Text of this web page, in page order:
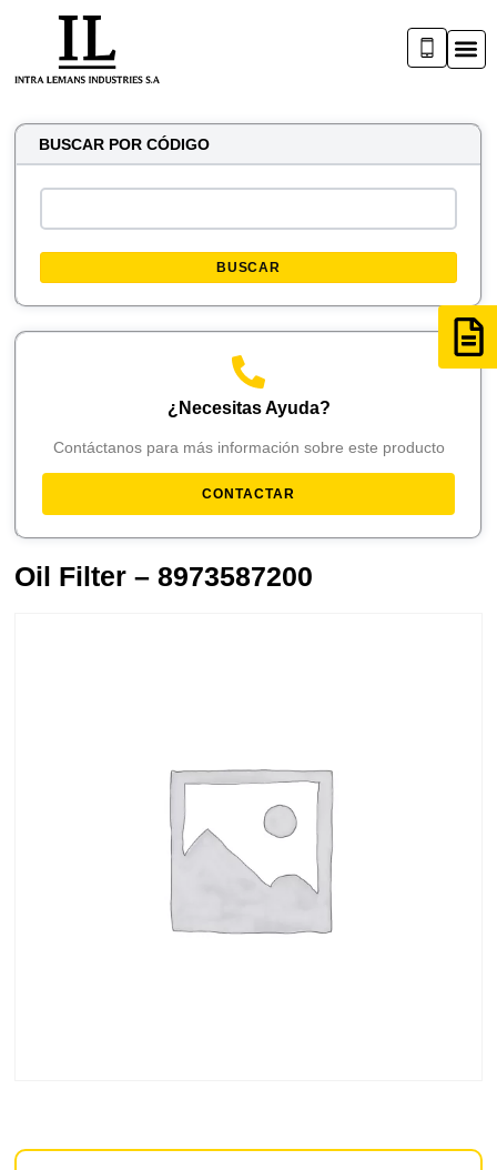
BUSCAR POR CÓDIGO
BUSCAR
¿Necesitas Ayuda?
Contáctanos para más información sobre este producto
CONTACTAR
Oil Filter – 8973587200